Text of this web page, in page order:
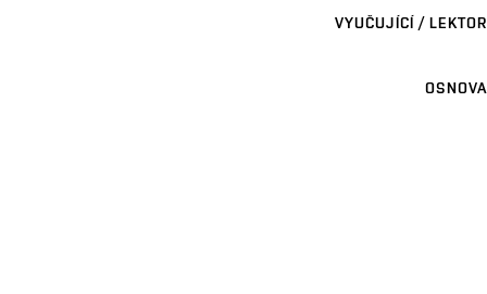
VYUČUJÍCÍ / LEKTOR
OSNOVA